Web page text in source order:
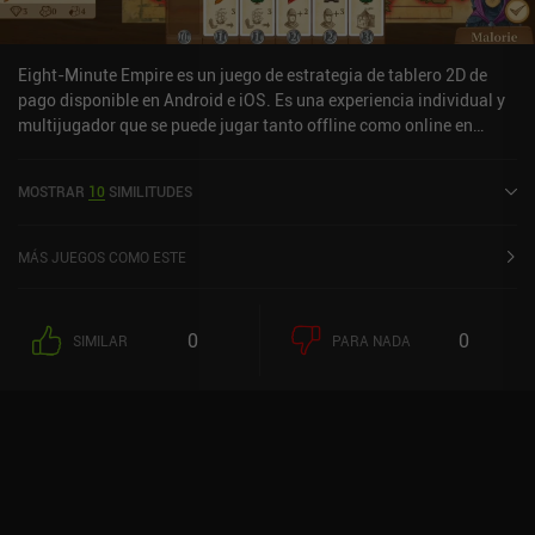
Eight-Minute Empire es un juego de estrategia de tablero 2D de
pago disponible en Android e iOS. Es una experiencia individual y
multijugador que se puede jugar tanto offline como online en
y de 4,5 sobre 5,0 en la App Store de iOS.
MOSTRAR 10 SIMILITUDES
MÁS JUEGOS COMO ESTE
SIMILAR 0 PARA NADA 0